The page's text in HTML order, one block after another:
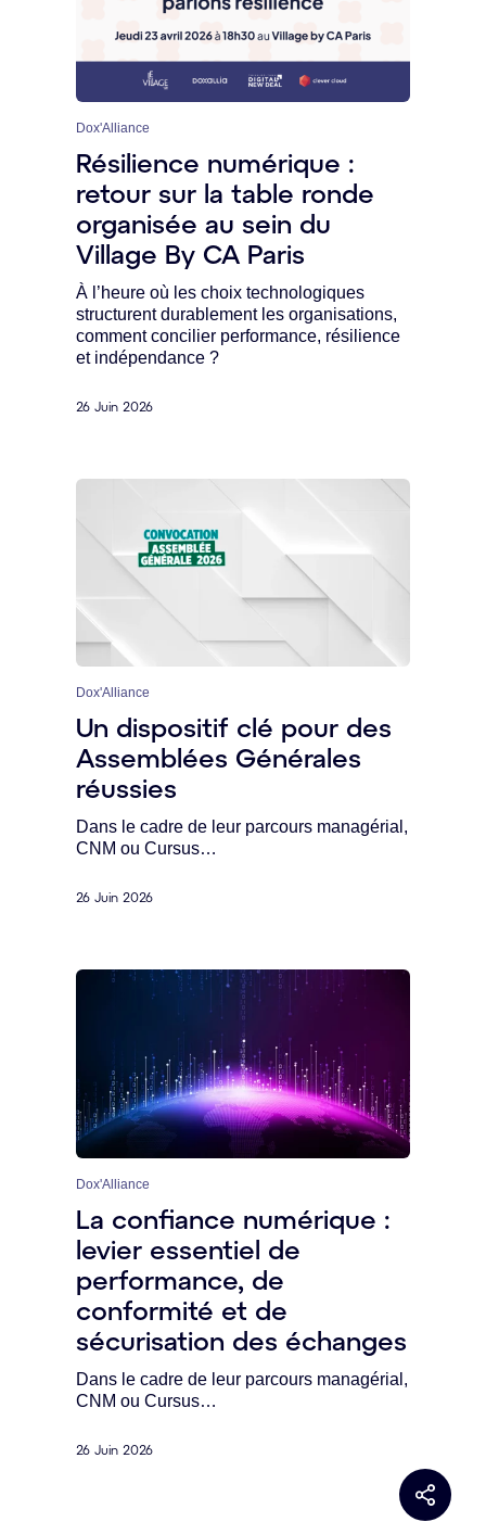
Dox'Alliance
Résilience numérique :
retour sur la table ronde
organisée au sein du
Village By CA Paris
À l’heure où les choix technologiques
structurent durablement les organisations,
comment concilier performance, résilience
et indépendance ?
26 Juin 2026
Dox'Alliance
Un dispositif clé pour des
Assemblées Générales
réussies
Dans le cadre de leur parcours managérial,
CNM ou Cursus…
26 Juin 2026
Dox'Alliance
La confiance numérique :
levier essentiel de
performance, de
conformité et de
sécurisation des échanges
Dans le cadre de leur parcours managérial,
CNM ou Cursus…
26 Juin 2026